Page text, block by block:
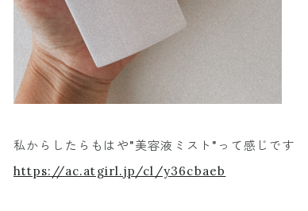
私からしたらもはや"美容液ミスト"って感じです
https://ac.atgirl.jp/cl/y36cbaeb